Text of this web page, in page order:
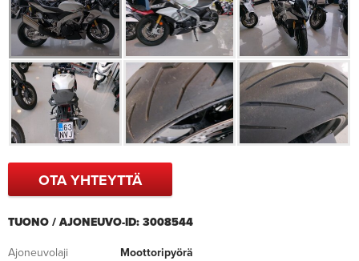
OTA YHTEYTTÄ
TUONO / AJONEUVO-ID: 3008544
Ajoneuvolaji
Moottoripyörä